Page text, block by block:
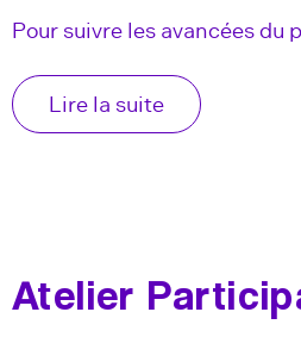
Pour suivre les avancées du
Lire la suite
Atelier